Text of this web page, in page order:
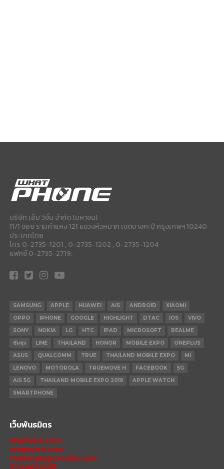
บริษัท เอ็ม วิชั่น จำกัด (มหาชน)
11/1 ซอย รามคำแหง 121 แขวงหัวหมาก เขตบางกะปี กรุงเทพฯ 10240
ประเทศไทย
โทร 0-2735-1201 , 0-2735-1202 , 0-2735-1204
แฟกซ์ 0-2735-2719.
SAMSUNG APPLE HUAWEI AIS ANDROID
XIAOMI
OPPO
IPHONE GOOGLE HIGHLIGHT DTAC IOS
VIVO
SONY
NOKIA LG HTC IPAD MICROSOFT
REALME
ซัมซุง
LINE THAILAND HONOR MOBILE EXPO
ONEPLUS
ASUS
QUALCOMM TRUE THAILAND MOBILE EXPO
MI
LENOVO
MOTOROLA TRUEMOVE H FACEBOOK
5G
AIS 5G
THAILAND MOBILE EXPO 2019
APPLE WATCH
SMARTPHONE
เว็บพันธมิตร
mxphone.com
stepextra.com
thailandesportclub.com